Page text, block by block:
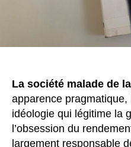
La société malade de
apparence
idéologie qui légitime la
l’obsession du
largement responsable